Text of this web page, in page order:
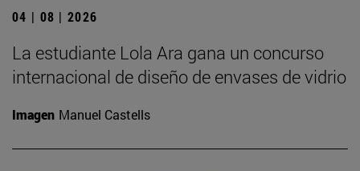
04 | 08 | 2026
La estudiante Lola Ara gana un concurso
internacional de diseño de envases de vidrio
Imagen Manuel Castells